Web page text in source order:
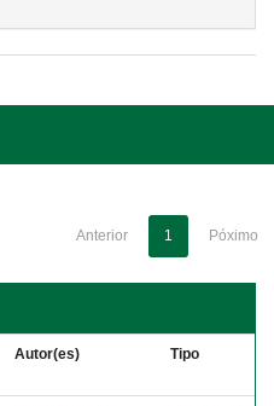
Anterior 1 Póximo
Autor(es) Tipo